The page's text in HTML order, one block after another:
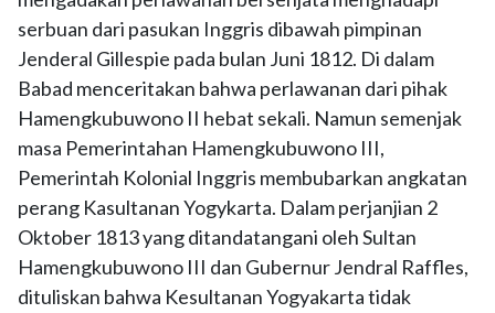
serbuan dari pasukan Inggris dibawah pimpinan
Jenderal Gillespie pada bulan Juni 1812. Di dalam
Babad menceritakan bahwa perlawanan dari pihak
Hamengkubuwono II hebat sekali. Namun semenjak
masa Pemerintahan Hamengkubuwono III,
Pemerintah Kolonial Inggris membubarkan angkatan
perang Kasultanan Yogykarta. Dalam perjanjian 2
Oktober 1813 yang ditandatangani oleh Sultan
Hamengkubuwono III dan Gubernur Jendral Raffles,
dituliskan bahwa Kesultanan Yogyakarta tidak